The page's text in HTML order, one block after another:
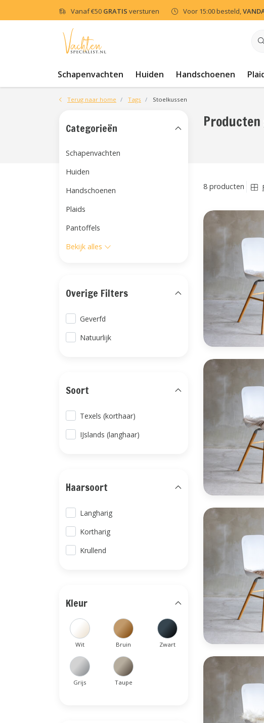
Vanaf€50 GRATIS versturen Voor 15:00 besteld,
Schapenvachten Huiden Handschoenen
Terug naar home Tags Stoelkussen
8 producten
Categorieën
Schapenvachten
Huiden
Handschoenen
Plaids
Pantoffels
Bekijk alles
Overige Filters
Geverfd
Natuurlijk
Soort
Texels (korthaar)
IJslands (langhaar)
Haarsoort
Langharig
Kortharig
Krullend
Kleur
Wit Bruin Zwart
Grijs Taupe